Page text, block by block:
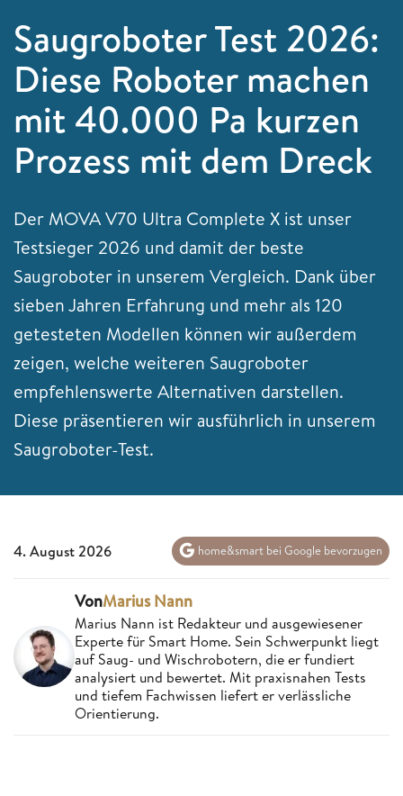
Saugroboter Test 2026:
Diese Roboter machen
mit 40.000 Pa kurzen
Prozess mit dem Dreck
Der MOVA V70 Ultra Complete X ist unser
Testsieger 2026 und damit der beste
Saugroboter in unserem Vergleich. Dank über
sieben Jahren Erfahrung und mehr als 120
getesteten Modellen können wir außerdem
zeigen, welche weiteren Saugroboter
empfehlenswerte Alternativen darstellen.
Diese präsentieren wir ausführlich in unserem
Saugroboter-Test.
4. August 2026 home&smart bei Google bevorzugen
VonMarius Nann
Marius Nann ist Redakteur und ausgewiesener
Experte für Smart Home. Sein Schwerpunkt liegt
auf Saug- und Wischrobotern, die er fundiert
analysiert und bewertet. Mit praxisnahen Tests
und tiefem Fachwissen liefert er verlässliche
Orientierung.